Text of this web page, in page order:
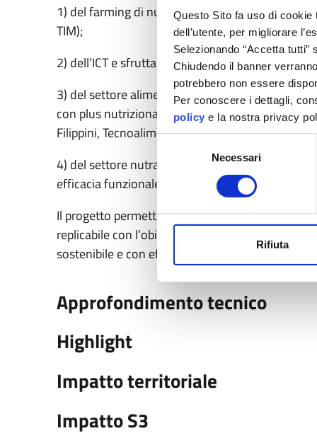
Questo Sito fa uso di
dell’utente, per migliorare
Selezionando “Accetta
Chiudendo il banner
potrebbero non essere
Per conoscere i dettagli,
policy e la nostra privacy
Necessari
Rifiuta
1) del farming di nuova generazione associato
TIM);
2) dell’ICT e sfruttamento dei big data (TIM);
3) del settore alimentare con interesse alla
con plus nutrizionale e seguendo i principi
Filippini, Tecnoalimenti);
4) del settore nutraceutico impegnato nello
efficacia funzionale (Indena).
Il progetto permetterà di creare un modello di
replicabile con l’obiettivo finale di promuovere
sostenibile e con effetti positivi sulla salute e la
Approfondimento tecnico
Highlight
Impatto territoriale
Impatto S3